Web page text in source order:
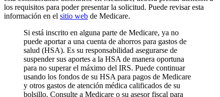
los requisitos para poder presentar la solicitud. Puede revisar esta
información en el sitio web de Medicare.
Si está inscrito en alguna parte de Medicare, ya no
puede aportar a una cuenta de ahorros para gastos de
salud (HSA). Es su responsabilidad asegurarse de
suspender sus aportes a la HSA de manera oportuna
para no superar el máximo del IRS. Puede continuar
usando los fondos de su HSA para pagos de Medicare
y otros gastos de atención médica calificados de su
bolsillo. Consulte a Medicare o su asesor fiscal para